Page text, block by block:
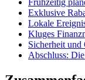
Exklusive
Lokale
Kluges
Sicherheit und
Abschluss: